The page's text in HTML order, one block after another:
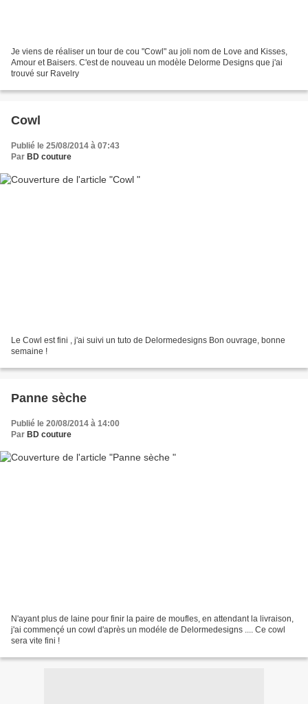
Je viens de réaliser un tour de cou "Cowl" au joli nom de Love and Kisses,
Amour et Baisers. C'est de nouveau un modèle Delorme Designs que j'ai
trouvé sur Ravelry ​
Cowl
Publié le 25/08/2014 à 07:43
Par BD couture
Le Cowl est fini , j'ai suivi un tuto de Delormedesigns Bon ouvrage, bonne
semaine !
Panne sèche
Publié le 20/08/2014 à 14:00
Par BD couture
N'ayant plus de laine pour finir la paire de moufles, en attendant la livraison,
j'ai commençé un cowl d'après un modéle de Delormedesigns .... Ce cowl
sera vite fini !